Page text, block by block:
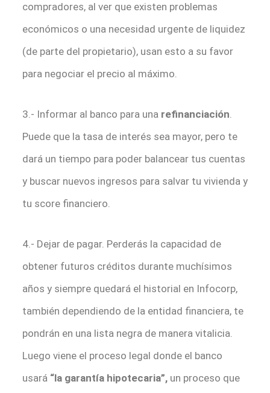
compradores, al ver que existen problemas
económicos o una necesidad urgente de liquidez
(de parte del propietario), usan esto a su favor
para negociar el precio al máximo.
3.- Informar al banco para una refinanciación
Puede que la tasa de interés sea mayor, pero te
dará un tiempo para poder balancear tus cuentas
y buscar nuevos ingresos para salvar tu vivienda y
tu score financiero.
4.- Dejar de pagar. Perderás la capacidad de
obtener futuros créditos durante muchísimos
años y siempre quedará el historial en Infocorp,
también dependiendo de la entidad financiera, te
pondrán en una lista negra de manera vitalicia.
Luego viene el proceso legal donde el banco
usará “la garantía hipotecaria”,un proceso que